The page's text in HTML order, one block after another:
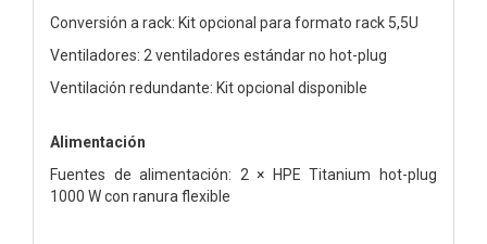
Conversión a rack: Kit opcional para formato rack 5,5U
Ventiladores: 2 ventiladores estándar no hot-plug
Ventilación redundante: Kit opcional disponible
Alimentación
Fuentes de alimentación: 2 × HPE Titanium hot-plug
1000 W con ranura flexible